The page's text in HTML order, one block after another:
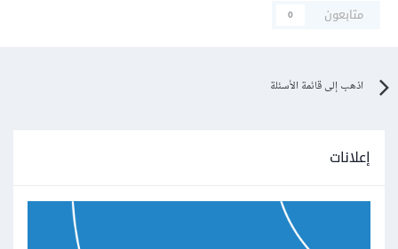
متابعون
0
اذهب إلى قائمة الأسئلة
إعلانات